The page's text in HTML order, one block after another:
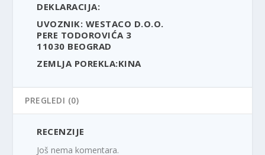
DEKLARACIJA:
UVOZNIK: WESTACO D.O.O.
PERE TODOROVIĆA 3
11030 BEOGRAD
ZEMLJA POREKLA:KINA
PREGLEDI (0)
RECENZIJE
Još nema komentara.